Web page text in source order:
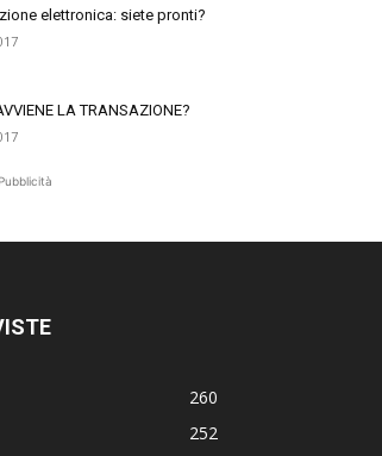
elettronica: siete pronti?
LA TRANSAZIONE?
Pubblicità
260
252